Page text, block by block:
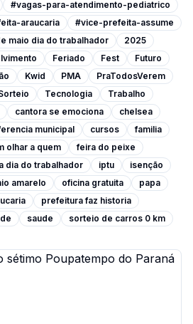
#vagas-para-atendimento-pediatrico
araucaria
#vice-prefeita-assume
maio dia do trabalhador
2025
Feriado Fest
Futuro
Kwid PMA
PraTodosVerem
Tecnologia
Trabalho
cantora se emociona
chelsea
municipal cursos
familia
olhar a quem
feira do peixe
dia do trabalhador
iptu
isenção
amarelo oficina gratuita
papa
prefeitura faz historia
saude sorteio de carros 0 km